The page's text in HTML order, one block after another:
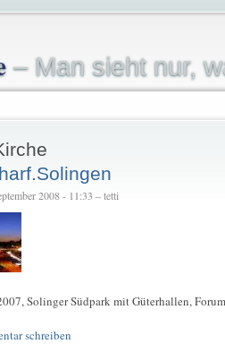
– Man sieht nur,
2008 - 11:33 – tetti
Solinger Südpark mit Güterhallen,
schreiben